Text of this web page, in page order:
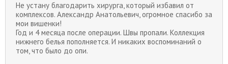
Не устану благодарить хирурга, который избавил от
комплексов. Александр Анатольевич, огромное спасибо за
мои вишенки!
Год и 4 месяца после операции. Швы пропали. Коллекция
нижнего белья пополняется. И никаких воспоминаний о
том, что было до опи.